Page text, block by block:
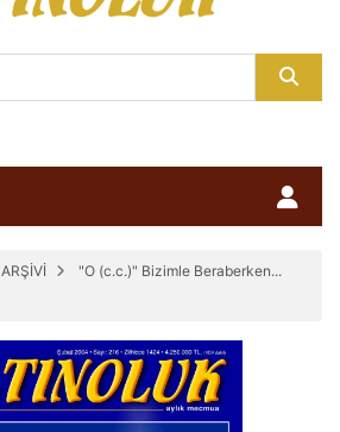
"O (c.c.)" Bizimle Beraberken...